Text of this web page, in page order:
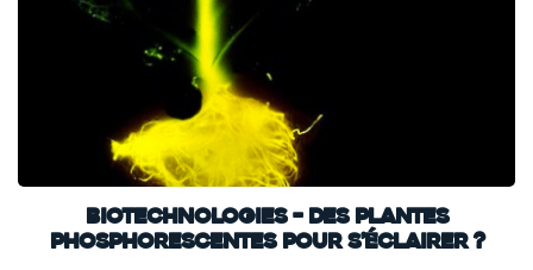
Biotechnologies – Des plantes
phosphorescentes pour s’éclairer ?